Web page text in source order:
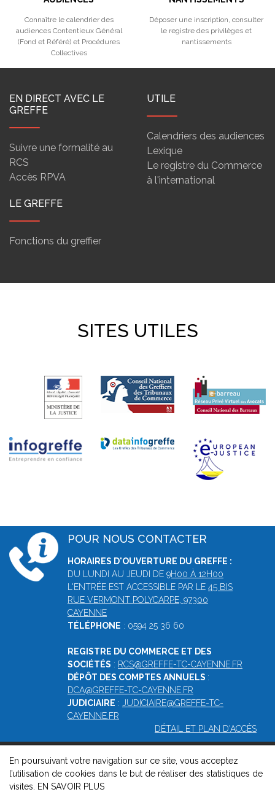
Connaître le calendrier des
audiences Contentieux Général
(Fond et Référé) et Procédures
Collectives
Déposer une inscription, consulter
le registre des privilèges et
nantissements
EN DIRECT AVEC LE
GREFFE
Suivre une formalité au
RCS
Accès RPVA
UTILE
Calendriers des audiences
Lexique
Le registre du Commerce
à l'international
LE GREFFE
Fonctions du greffier
SITES UTILES
POUR NOUS CONTACTER
HORAIRES D'OUVERTURE DU GREFFE :
DU LUNDI AU JEUDI DE 9H00 À 12H00
L'ENTRÉE EST ACCESSIBLE PAR LE 45 BIS
RUE VERMONT POLYCARPE, 97300
CAYENNE
TÉLÉPHONE : 0594 25 36 60
REGISTRE DU COMMERCE ET DES
SOCIÉTÉS : RCS@GREFFE-TC-CAYENNE.FR
DÉPÔT DES COMPTES ANNUELS :
DCA@GREFFE-TC-CAYENNE.FR
JUDICIAIRE : JUDICIAIRE@GREFFE-TC-
CAYENNE.FR
DÉTAIL ET PLAN D'ACCÈS
© 2026, Greffe du tribunal mixte de commerce de Cayenne -
Mentions légales-Contact -Gestion des cookies-Politique de
En poursuivant votre navigation sur ce site, vous acceptez
l’utilisation de cookies dans le but de réaliser des statistiques de
visites.
EN SAVOIR PLUS